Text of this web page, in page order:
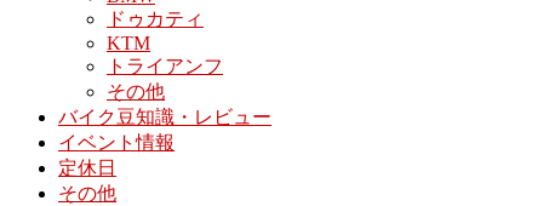
ドゥカティ
KTM
トライアンフ
その他
バイク豆知識・レビュー
イベント情報
定休日
その他